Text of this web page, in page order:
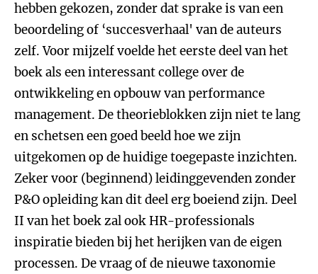
hebben gekozen, zonder dat sprake is van een
beoordeling of ‘succesverhaal' van de auteurs
zelf. Voor mijzelf voelde het eerste deel van het
boek als een interessant college over de
ontwikkeling en opbouw van performance
management. De theorieblokken zijn niet te lang
en schetsen een goed beeld hoe we zijn
uitgekomen op de huidige toegepaste inzichten.
Zeker voor (beginnend) leidinggevenden zonder
P&O opleiding kan dit deel erg boeiend zijn. Deel
II van het boek zal ook HR-professionals
inspiratie bieden bij het herijken van de eigen
processen. De vraag of de nieuwe taxonomie